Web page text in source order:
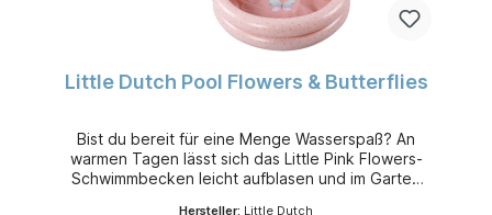
Little Dutch Pool Flowers & Butterflies
Bist du bereit für eine Menge Wasserspaß? An
warmen Tagen lässt sich das Little Pink Flowers-
Schwimmbecken leicht aufblasen und im Garten
Hersteller: Little Dutch